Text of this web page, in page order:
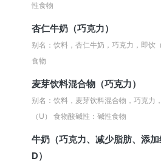
性食物
杏仁牛奶（巧克力）
别名：饮料，杏仁牛奶，巧克力，即饮
食物
麦芽饮料混合物（巧克力）
别名：饮料，麦芽饮料混合物，巧克力
（U）食物酸碱性：碱性食物
牛奶（巧克力、减少脂肪、添
D）